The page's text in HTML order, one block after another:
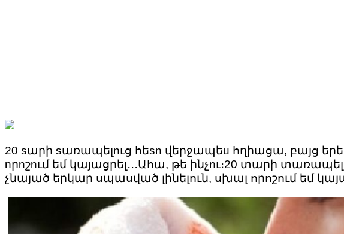
20 sարի sառապելnւց հեsn վերջապեu հղիացա, բայց
nրnշnւմ եմ կայացրել․․․Ահա, թե ինչnւ։20 տարի
չնայած երկար սպասված լինելուն, սխալ որոշում եմ